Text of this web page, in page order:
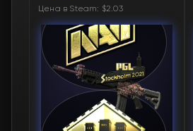
FN
FN
FN
Цена в Steam: $2.03